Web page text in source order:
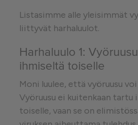
Listasimme alle yleisimmät
liittyvät harhaluulot.
Harhaluulo 1:
ihmiseltä toiselle
Moni luulee, että vyöruusu
Vyöruusu ei kuitenkaan tartu
toiselle, vaan se on